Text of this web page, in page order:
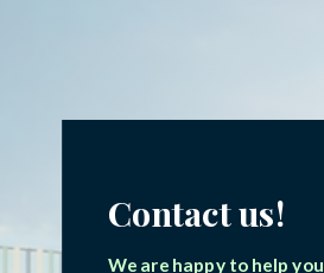
Contact us!
We are happy to help you